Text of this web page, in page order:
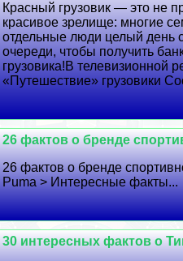
Красный грузовик — это не
красивое зрелище: многие
отдельные люди целый день
очереди, чтобы получить
грузовика!В телевизионной
«Путешествие» грузовики
26 фактов о бренде
26 фактов о бренде
Puma > Интересные факты...
30 интересных фактов о